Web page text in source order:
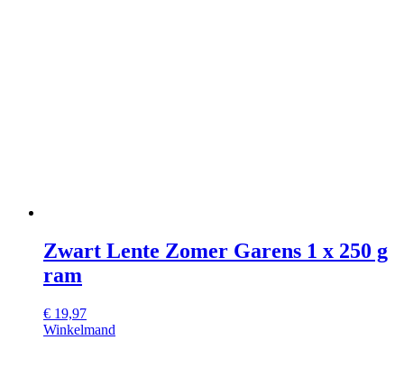
Zwart Lente Zomer Garens 1 x 250 g
ram
€ 19,97
Winkelmand